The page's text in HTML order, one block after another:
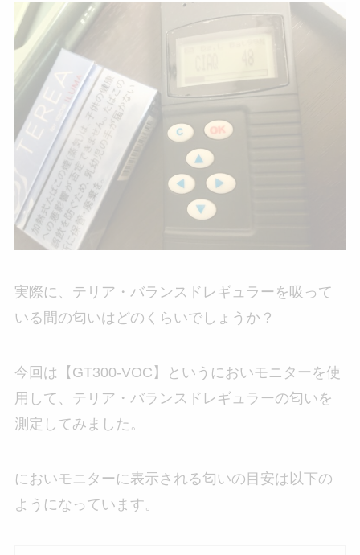
実際に、テリア・バランスドレギュラーを吸って
いる間の匂いはどのくらいでしょうか？
今回は【GT300-VOC】というにおいモニターを使
用して、テリア・バランスドレギュラーの匂いを
測定してみました。
においモニターに表示される匂いの目安は以下の
ようになっています。